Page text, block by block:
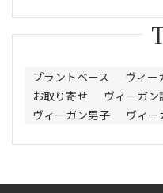
プラントベース ヴィー
お取り寄せ
ヴィーガン
ヴィーガン男子
ヴィー